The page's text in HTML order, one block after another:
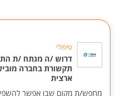
טיפולי
דרוש /ה מנתח /ת
תקשורת בחברה
ארצית
מחפש/ת מקום שבו אפשר